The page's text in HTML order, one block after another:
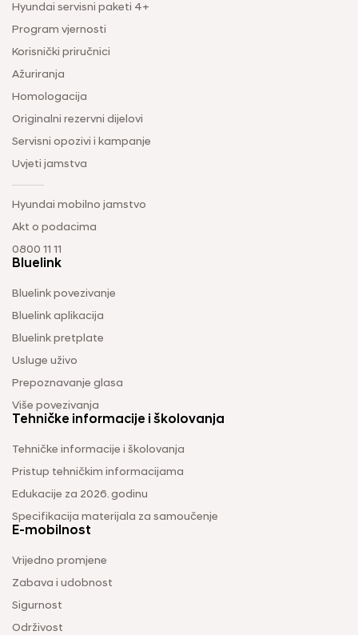
Hyundai servisni paketi 4+
Program vjernosti
Korisnički priručnici
Ažuriranja
Homologacija
Originalni rezervni dijelovi
Servisni opozivi i kampanje
Uvjeti jamstva
Hyundai mobilno jamstvo
Akt o podacima
0800 11 11
Bluelink
Bluelink povezivanje
Bluelink aplikacija
Bluelink pretplate
Usluge uživo
Prepoznavanje glasa
Više povezivanja
Tehničke informacije i školovanja
Tehničke informacije i školovanja
Pristup tehničkim informacijama
Edukacije za 2026. godinu
Specifikacija materijala za samoučenje
E-mobilnost
Vrijedno promjene
Zabava i udobnost
Sigurnost
Održivost